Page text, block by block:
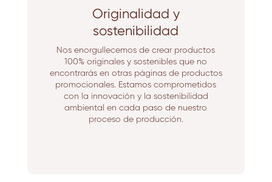
Originalidad y
sostenibilidad
Nos enorgullecemos de crear productos
100% originales y sostenibles que no
encontrarás en otras páginas de productos
promocionales. Estamos comprometidos
con la innovación y la sostenibilidad
ambiental en cada paso de nuestro
proceso de producción.